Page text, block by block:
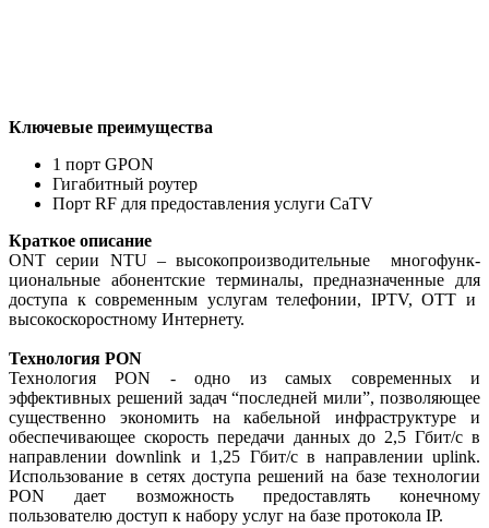
Ключевые преимущества
1 порт GPON
Гигабитный роутер
Порт RF для предоставления услуги CaTV
Краткое описание
ONT серии NTU – высокопроизводительные многофунк­
циональные абонентские терминалы, предназначенные для
доступа к современным услугам телефонии, IPTV, OTT и
высокоскоростному Интернету.
Технология PON
Технология PON - одно из самых современных и
эффективных решений задач “последней мили”, позволяющее
существенно экономить на кабельной инфраструктуре и
обеспечивающее скорость передачи данных до 2,5 Гбит/с в
направлении downlink и 1,25 Гбит/с в направлении uplink.
Использование в сетях доступа решений на базе технологии
PON дает возможность предоставлять конечному
пользователю доступ к набору услуг на базе протокола IP.